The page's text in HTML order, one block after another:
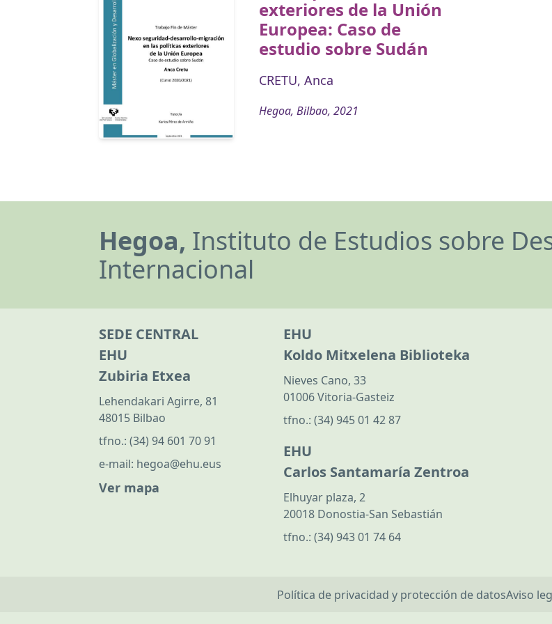
exteriores de la Unión
Europea: Caso de
estudio sobre Sudán
CRETU, Anca
Hegoa, Bilbao, 2021
Hegoa, Instituto de Estudios sobre
Internacional
SEDE CENTRAL
EHU
Zubiria Etxea
Lehendakari Agirre, 81
48015 Bilbao
tfno.: (34) 94 601 70 91
e-mail: hegoa@ehu.eus
Ver mapa
EHU
Koldo Mitxelena Biblioteka
Nieves Cano, 33
01006 Vitoria-Gasteiz
tfno.: (34) 945 01 42 87
EHU
Carlos Santamaría Zentroa
Elhuyar plaza, 2
20018 Donostia-San Sebastián
tfno.: (34) 943 01 74 64
Política de privacidad y protección de datosAviso